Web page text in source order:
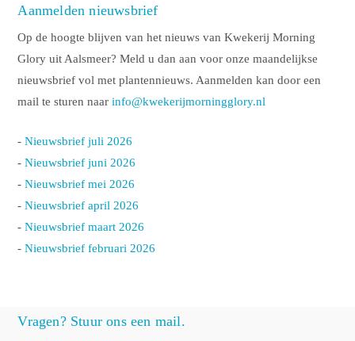
Aanmelden nieuwsbrief
Op de hoogte blijven van het nieuws van Kwekerij Morning
Glory uit Aalsmeer? Meld u dan aan voor onze maandelijkse
nieuwsbrief vol met plantennieuws. Aanmelden kan door een
mail te sturen naarinfo@kwekerijmorningglory.nl
-Nieuwsbrief juli 2026
-Nieuwsbrief juni 2026
-Nieuwsbrief mei 2026
-Nieuwsbrief april 2026
-Nieuwsbrief maart 2026
-Nieuwsbrief februari 2026
Vragen? Stuur ons een mail.